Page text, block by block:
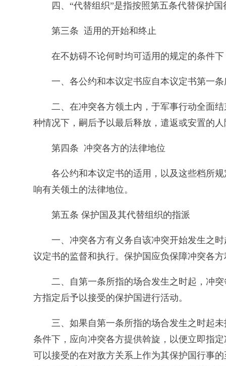
四、“代替组织”是指按照第五条代替保护
第三条 适用的开始和终止
在不妨碍不论何时均可适用的规定的条件下
一、各公约和本议定书应自本议定书第一
二、在冲突各方领土内，于军事行动全面
种情况下，嗣后予以最后释放，遣返或安置的
第四条 冲突各方的法律地位
各公约和本议定书的适用，以及这些档所
响有关领土的法律地位。
第五条 保护国及其代替组织的指派
一、冲突各方有义务自该冲突开始发生之
议定书的监督和执行。保护国应负保障冲突各
二、自第一条所指的场合发生之时起，冲
方指定后予以接受的保护国进行活动。
三、如果自第一条所指的场合发生之时起
条件下，应向冲突各方提供斡旋，以便立即指
可以接受的在对敌方关系上作为其保护国行事